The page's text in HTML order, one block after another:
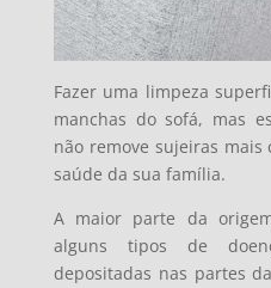
Fazer uma limpeza
manchas do sofá, mas
não remove sujeiras mais
saúde da sua família.
A maior parte da
alguns tipos de
depositadas nas partes